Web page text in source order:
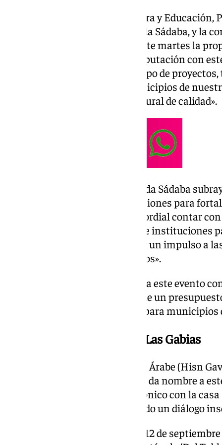
La diputada provincial de Cultura y Educación,
alcaldesa de Las Gabias, Merinda Sádaba, y la
Carmen Viceira, presentaron este martes la
destacó el compromiso de la Diputación con
que «seguimos apoyando este tipo de
técnico, de manera que los municipios de
sus ciudadanos un servicio cultural de calidad».
Por su parte, la alcaldesa Merinda Sádaba
colaboración entre administraciones para
locales, indicando que «es primordial contar
través de las administraciones e instituciones
las iniciativas que permiten dar un impulso a
marcha desde los ayuntamientos».
La Diputación de Granada apoya este evento
ciento, aportando 7.000 euros de un
marco de la concertación local para
Las Veladas del Torreón de Las Gabias
Las Gabias es hogar del Torreón Árabe (Hisn
emblemático del municipio que da nombre a
parte de un conjunto arquitectónico con la
Pisa, del siglo XVII-XVIII, creando un diálogo
El festival comenzará el jueves 12 de